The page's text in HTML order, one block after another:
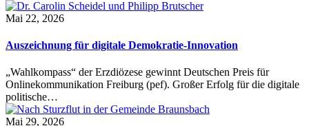
Mai 22, 2026
Auszeichnung für digitale Demokratie-Innovation
„Wahlkompass“ der Erzdiözese gewinnt Deutschen Preis für
Onlinekommunikation Freiburg (pef). Großer Erfolg für die digitale
politische…
Mai 29, 2026